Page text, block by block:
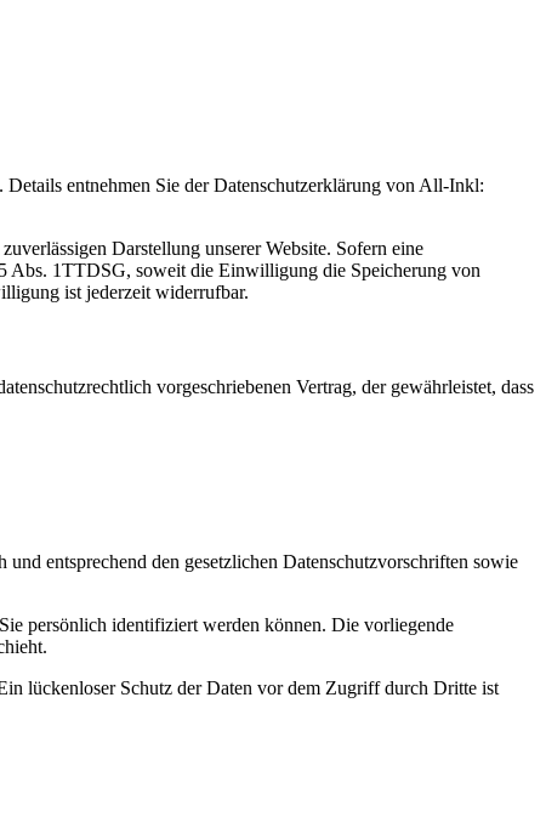
entnehmen Sie der Datenschutzerklärung von All-Inkl:
Darstellung unserer Website. Sofern eine
Abs. 1TTDSG, soweit die Einwilligung die Speicherung von
ist jederzeit widerrufbar.
vorgeschriebenen Vertrag, der gewährleistet, dass
entsprechend den gesetzlichen Datenschutzvorschriften sowie
persönlich identifiziert werden können. Die vorliegende
lückenloser Schutz der Daten vor dem Zugriff durch Dritte ist